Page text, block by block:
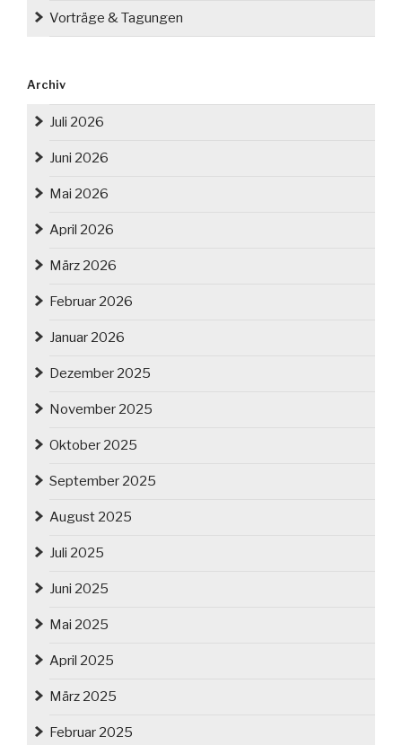
Vorträge & Tagungen
Archiv
Juli 2026
Juni 2026
Mai 2026
April 2026
März 2026
Februar 2026
Januar 2026
Dezember 2025
November 2025
Oktober 2025
September 2025
August 2025
Juli 2025
Juni 2025
Mai 2025
April 2025
März 2025
Februar 2025